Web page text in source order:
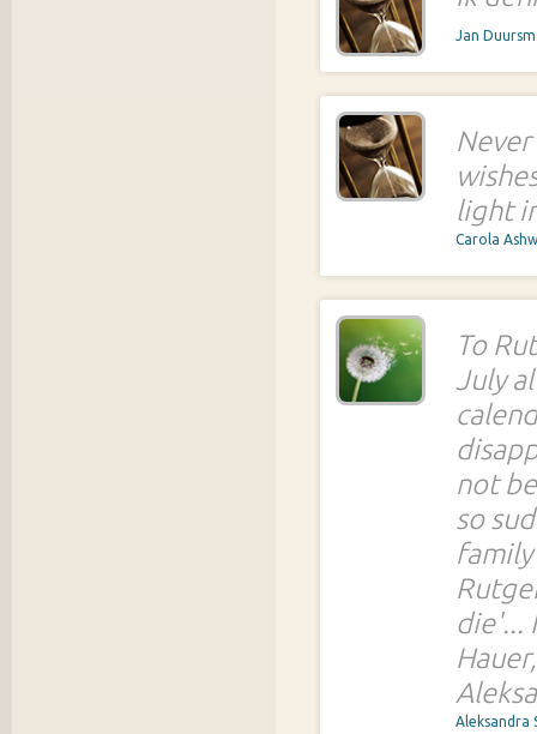
Jan
light
Carola
To
July
not
so
die'...
Aleksandra